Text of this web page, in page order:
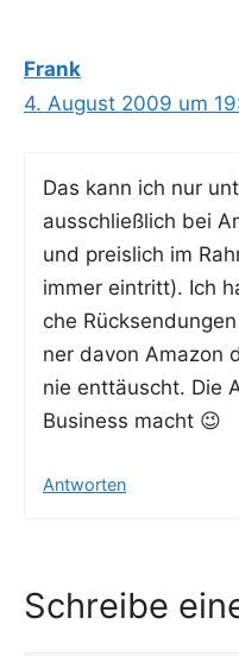
Frank
4. August 2009 um
Das kann ich nur
aus­schließ­lich bei
und preis­lich im
immer ein­tritt). Ich
che
ner davon Ama­zon
nie ent­täuscht. Die
Busi­ness macht 😉
Antworten
Schreibe